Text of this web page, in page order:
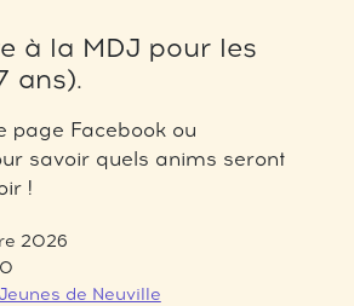
à la MDJ pour les
ans).
page Facebook ou
savoir quels anims seront
!
2026
de Neuville